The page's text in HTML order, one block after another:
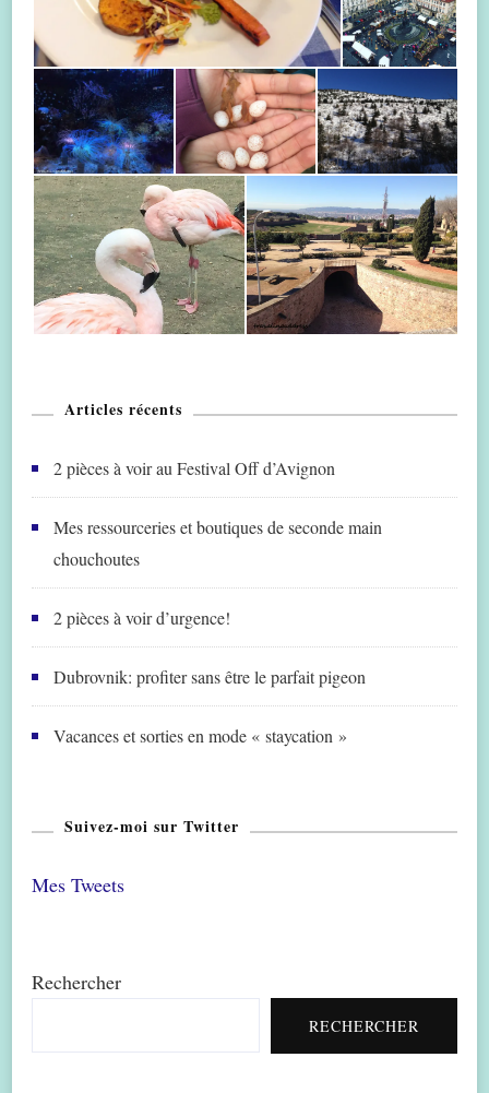
Articles récents
2 pièces à voir au Festival Off d’Avignon
Mes ressourceries et boutiques de seconde main
chouchoutes
2 pièces à voir d’urgence!
Dubrovnik: profiter sans être le parfait pigeon
Vacances et sorties en mode « staycation »
Suivez-moi sur Twitter
Mes Tweets
Rechercher
RECHERCHER